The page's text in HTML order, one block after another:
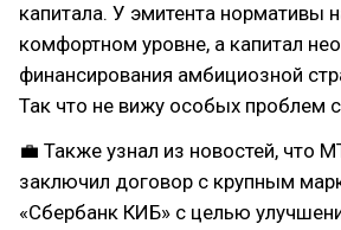
капитала. У эмитента нормативы
комфортном уровне, а капитал
финансирования амбициозной
Так что не вижу особых проблем
💼 Также узнал из новостей, что
заключил договор с крупным
«Сбербанк КИБ» с целью